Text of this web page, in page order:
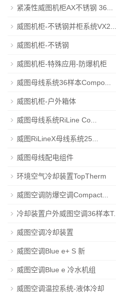
紧凑性威图机柜AX不锈钢 36...
威图机柜-不锈钢并柜系统VX2...
威图机柜-不锈钢
威图机柜-特殊应用-防爆机柜
威图母线系统36样本Compo...
威图机柜-户外箱体
威图母线系统RiLine Co...
威图RiLineX母线系统25...
威图母线配电组件
环境空气冷却装置TopTherm
威图空调防爆空调Compact...
冷却装置户外威图空调36样本T...
威图空调冷却装置
威图空调Blue e+ S 新
威图空调Blue e 冷水机组
威图空调温控系统-液体冷却